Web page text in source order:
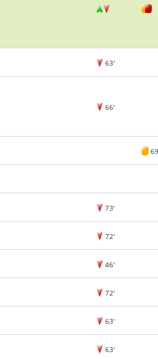
63'
66'
73'
72'
46'
72'
63'
63'